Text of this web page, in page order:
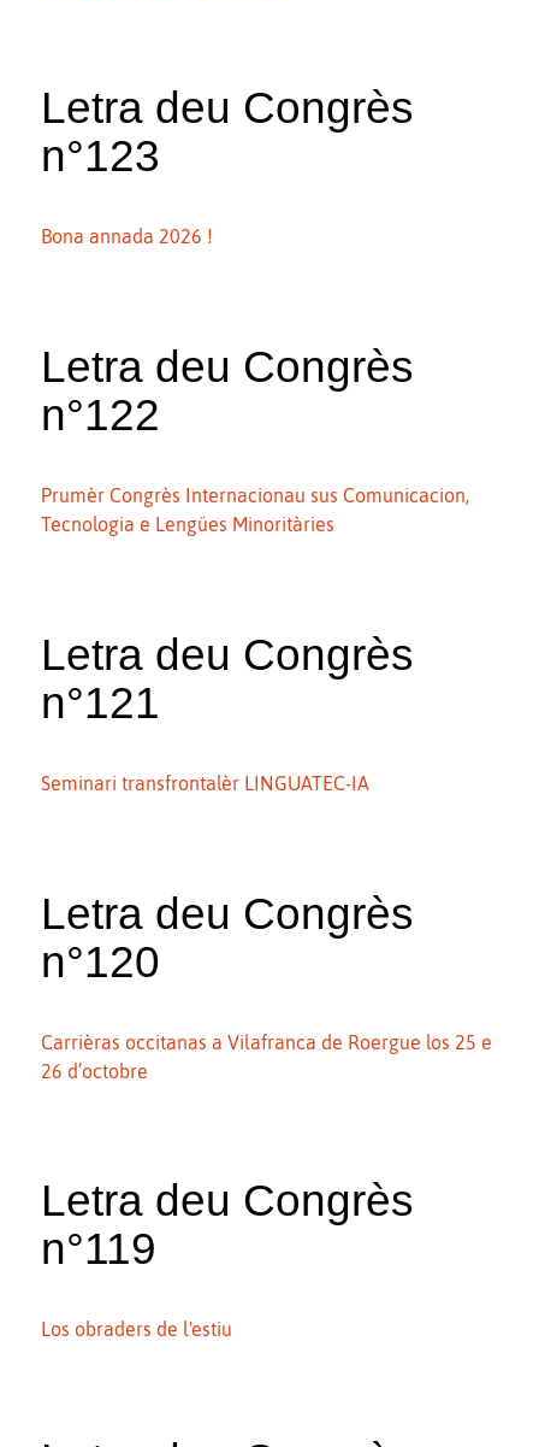
Letra deu Congrès
n°123
Bona annada 2026 !
Letra deu Congrès
n°122
Prumèr Congrès Internacionau sus Comunicacion,
Tecnologia e Lengües Minoritàries
Letra deu Congrès
n°121
Seminari transfrontalèr LINGUATEC-IA
Letra deu Congrès
n°120
Carrièras occitanas a Vilafranca de Roergue los 25 e
26 d’octobre
Letra deu Congrès
n°119
Los obraders de l'estiu